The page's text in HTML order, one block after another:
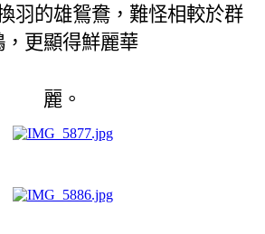
羽的雄鴛鴦，難怪相較於群
，更顯得鮮麗華
麗。